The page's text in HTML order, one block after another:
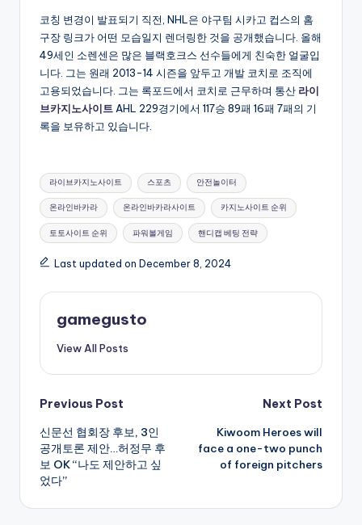
코칭 변경이 발표되기 직전, NHL은 야구팀 시카고 컵스의 홈
구장 링크가 어떤 모습일지 렌더링한 것을 공개했습니다. 올해
49세인 소렌센은 많은 블랙호크스 선수들에게 친숙한 얼굴입
니다. 그는 원래 2013-14 시즌을 앞두고 개발 코치로 조직에
고용되었습니다. 그는 록포드에서 코치로 근무하며 통산 라이
브카지노사이트AHL 229경기에서 117승 89패 16패 7패의 기
록을 보유하고 있습니다.
Tags:
라이브카지노사이트 스포츠 안전놀이터
온라인바카라 온라인바카라사이트 카지노사이트 순위
토토사이트 순위 파워볼게임 핸디캡 베팅 전략
Last updated on December 8, 2024
gamegusto
View All Posts
Post
navigation
Previous Post
신문선 협회장 후보, 3인
공개토론 제안…허정무 후
보 OK “나도 제안하고 싶
었다”
Next Post
Kiwoom Heroes will
face a one-two punch
of foreign pitchers